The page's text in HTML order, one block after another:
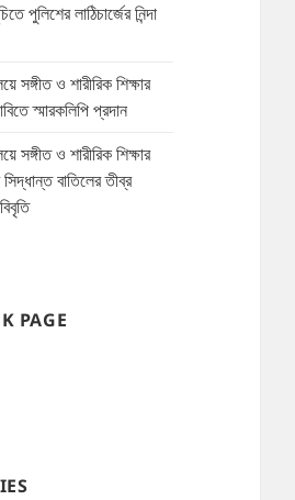
পুলিশের লাঠিচার্জের নিন্দা
সঙ্গীত ও শারীরিক শিক্ষার
স্মারকলিপি প্রদান
সঙ্গীত ও শারীরিক শিক্ষার
বাতিলের তীব্র
PAGE